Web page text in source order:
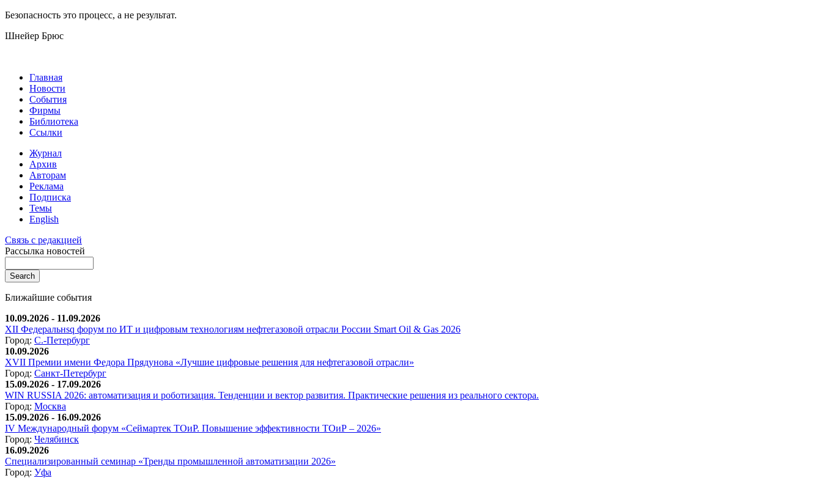
Безопасность это процесс, а не результат.
Шнейер Брюс
Главная
Новости
События
Фирмы
Библиотека
Ссылки
Журнал
Архив
Авторам
Реклама
Подписка
Темы
English
Связь с редакцией
Рассылка новостей
Ближайшие события
10.09.2026 - 11.09.2026
XII Федеральнsq форум по ИТ и цифровым технологиям нефтегазовой отрасли России Smart Oil & Gas 2026
Город: С.-Петербург
10.09.2026
XVII Премии имени Федора Прядунова «Лучшие цифровые решения для нефтегазовой отрасли»
Город: Санкт-Петербург
15.09.2026 - 17.09.2026
WIN RUSSIA 2026: автоматизация и роботизация. Тенденции и вектор развития. Практические решения из реального сектора.
Город: Москва
15.09.2026 - 16.09.2026
IV Международный форум «Сеймартек ТОиР. Повышение эффективности ТОиР – 2026»
Город: Челябинск
16.09.2026
Специализированный семинар «Тренды промышленной автоматизации 2026»
Город: Уфа